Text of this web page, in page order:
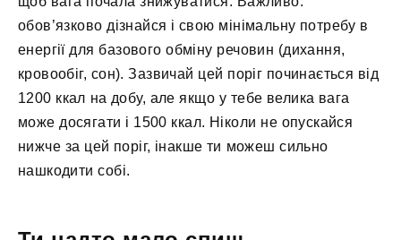
обов’язково дізнайся і свою мінімальну потребу в
енергії для базового обміну речовин (дихання,
кровообіг, сон). Зазвичай цей поріг починається від
1200 ккал на добу, але якщо у тебе велика вага
може досягати і 1500 ккал. Ніколи не опускайся
нижче за цей поріг, інакше ти можеш сильно
нашкодити собі.